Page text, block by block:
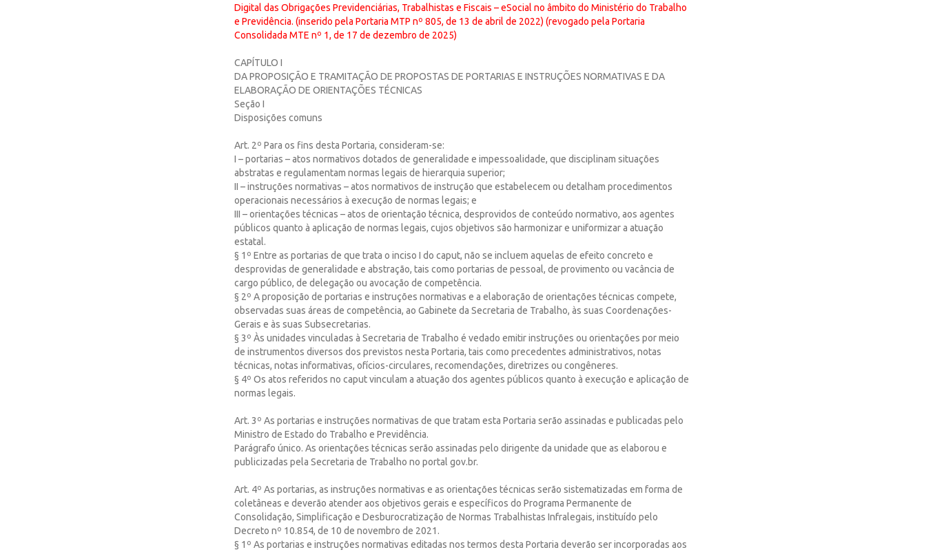
Digital das Obrigações Previdenciárias, Trabalhistas e Fiscais – eSocial no âmbito do Ministério do Trabalho
e Previdência. (inserido pela Portaria MTP nº 805, de 13 de abril de 2022) (revogado pela Portaria
Consolidada MTE nº 1, de 17 de dezembro de 2025)
CAPÍTULO I
DA PROPOSIÇÃO E TRAMITAÇÃO DE PROPOSTAS DE PORTARIAS E INSTRUÇÕES NORMATIVAS E DA
ELABORAÇÃO DE ORIENTAÇÕES TÉCNICAS
Seção I
Disposições comuns
Art. 2º Para os fins desta Portaria, consideram-se:
I – portarias – atos normativos dotados de generalidade e impessoalidade, que disciplinam situações
abstratas e regulamentam normas legais de hierarquia superior;
II – instruções normativas – atos normativos de instrução que estabelecem ou detalham procedimentos
operacionais necessários à execução de normas legais; e
III – orientações técnicas – atos de orientação técnica, desprovidos de conteúdo normativo, aos agentes
públicos quanto à aplicação de normas legais, cujos objetivos são harmonizar e uniformizar a atuação
estatal.
§ 1º Entre as portarias de que trata o inciso I do caput, não se incluem aquelas de efeito concreto e
desprovidas de generalidade e abstração, tais como portarias de pessoal, de provimento ou vacância de
cargo público, de delegação ou avocação de competência.
§ 2º A proposição de portarias e instruções normativas e a elaboração de orientações técnicas compete,
observadas suas áreas de competência, ao Gabinete da Secretaria de Trabalho, às suas Coordenações-
Gerais e às suas Subsecretarias.
§ 3º Às unidades vinculadas à Secretaria de Trabalho é vedado emitir instruções ou orientações por meio
de instrumentos diversos dos previstos nesta Portaria, tais como precedentes administrativos, notas
técnicas, notas informativas, ofícios-circulares, recomendações, diretrizes ou congêneres.
§ 4º Os atos referidos no caput vinculam a atuação dos agentes públicos quanto à execução e aplicação de
normas legais.
Art. 3º As portarias e instruções normativas de que tratam esta Portaria serão assinadas e publicadas pelo
Ministro de Estado do Trabalho e Previdência.
Parágrafo único. As orientações técnicas serão assinadas pelo dirigente da unidade que as elaborou e
publicizadas pela Secretaria de Trabalho no portal gov.br.
Art. 4º As portarias, as instruções normativas e as orientações técnicas serão sistematizadas em forma de
coletâneas e deverão atender aos objetivos gerais e específicos do Programa Permanente de
Consolidação, Simplificação e Desburocratização de Normas Trabalhistas Infralegais, instituído pelo
Decreto nº 10.854, de 10 de novembro de 2021.
§ 1º As portarias e instruções normativas editadas nos termos desta Portaria deverão ser incorporadas aos